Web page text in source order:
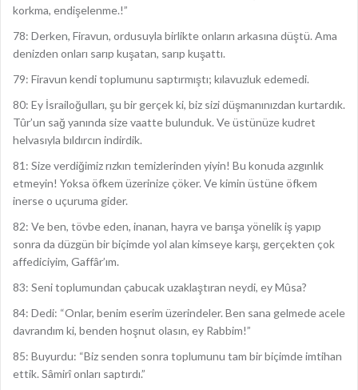
korkma, endişelenme.!”
78: Derken, Firavun, ordusuyla birlikte onların arkasına düştü. Ama
denizden onları sarıp kuşatan, sarıp kuşattı.
79: Firavun kendi toplumunu saptırmıştı; kılavuzluk edemedi.
80: Ey İsrailoğulları, şu bir gerçek ki, biz sizi düşmanınızdan kurtardık.
Tûr’un sağ yanında size vaatte bulunduk. Ve üstünüze kudret
helvasıyla bıldırcın indirdik.
81: Size verdiğimiz rızkın temizlerinden yiyin! Bu konuda azgınlık
etmeyin! Yoksa öfkem üzerinize çöker. Ve kimin üstüne öfkem
inerse o uçuruma gider.
82: Ve ben, tövbe eden, inanan, hayra ve barışa yönelik iş yapıp
sonra da düzgün bir biçimde yol alan kimseye karşı, gerçekten çok
affediciyim, Gaffâr’ım.
83: Seni toplumundan çabucak uzaklaştıran neydi, ey Mûsa?
84: Dedi: “Onlar, benim eserim üzerindeler. Ben sana gelmede acele
davrandım ki, benden hoşnut olasın, ey Rabbim!”
85: Buyurdu: “Biz senden sonra toplumunu tam bir biçimde imtihan
ettik. Sâmirî onları saptırdı.”